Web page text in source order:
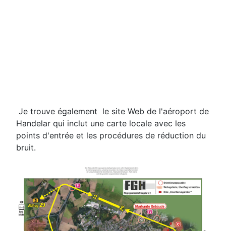
Je trouve également le site Web de l'aéroport de
Handelar qui inclut une carte locale avec les
points d'entrée et les procédures de réduction du
bruit.